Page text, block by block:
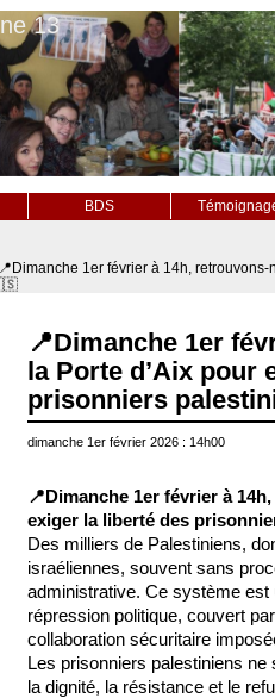
13
BDS
📍Dimanche 1er février à 14h,
📍Dimanche 1er
la Porte d’Aix pour
prisonniers
dimanche 1er février 2026 : 14h00
📍Dimanche 1er février à
exiger la liberté des
Des milliers de Palestiniens,
israéliennes, souvent sans
administrative. Ce système est
répression politique, couvert
collaboration sécuritaire
Les prisonniers palestiniens
la dignité, la résistance et le